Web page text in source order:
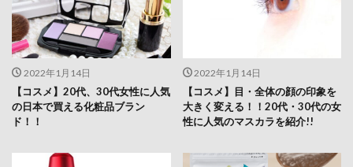
2022年1月14日
【コスメ】20代、30代女性に人気
の日本で買える化粧品ブラン
ド！！
2022年1月14日
【コスメ】目・全体の顔の印象を
大きく変える！！20代・30代の女
性に人気のマスカラを紹介!!